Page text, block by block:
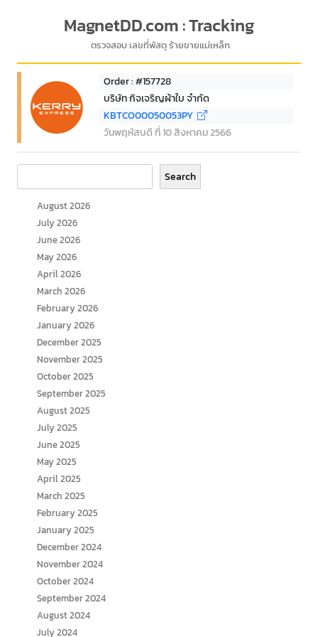
MagnetDD.com : Tracking
ตรวจสอบ เลขที่พัสดุ ร้ายขายแม่เหล็ก
Order : #157728
บริษัท กิจเจริญผ้าใบ จำกัด
KBTCO00050053PY
วันพฤหัสบดี ที่ 10 สิงหาคม 2566
Search
August 2026
July 2026
June 2026
May 2026
April 2026
March 2026
February 2026
January 2026
December 2025
November 2025
October 2025
September 2025
August 2025
July 2025
June 2025
May 2025
April 2025
March 2025
February 2025
January 2025
December 2024
November 2024
October 2024
September 2024
August 2024
July 2024